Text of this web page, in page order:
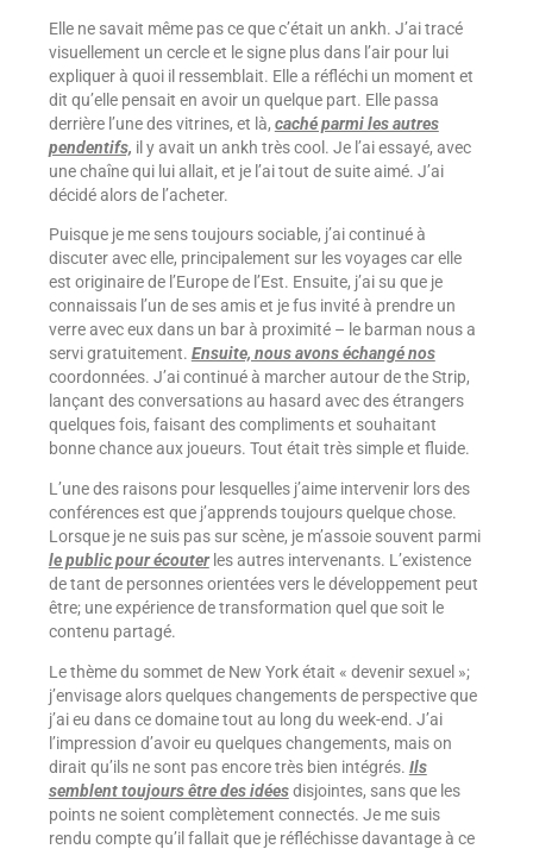
Elle ne savait même pas ce que c’était un ankh. J’ai tracé
visuellement un cercle et le signe plus dans l’air pour lui
expliquer à quoi il ressemblait. Elle a réfléchi un moment et
dit qu’elle pensait en avoir un quelque part. Elle passa
derrière l’une des vitrines, et là, caché parmi les autres
pendentifs, il y avait un ankh très cool. Je l’ai essayé, avec
une chaîne qui lui allait, et je l’ai tout de suite aimé. J’ai
décidé alors de l’acheter.
Puisque je me sens toujours sociable, j’ai continué à
discuter avec elle, principalement sur les voyages car elle
est originaire de l’Europe de l’Est. Ensuite, j’ai su que je
connaissais l’un de ses amis et je fus invité à prendre un
verre avec eux dans un bar à proximité – le barman nous a
servi gratuitement. Ensuite, nous avons échangé nos
coordonnées. J’ai continué à marcher autour de the Strip,
lançant des conversations au hasard avec des étrangers
quelques fois, faisant des compliments et souhaitant
bonne chance aux joueurs. Tout était très simple et fluide.
L’une des raisons pour lesquelles j’aime intervenir lors des
conférences est que j’apprends toujours quelque chose.
Lorsque je ne suis pas sur scène, je m’assoie souvent parmi
le public pour écouterles autres intervenants. L’existence
de tant de personnes orientées vers le développement peut
être; une expérience de transformation quel que soit le
contenu partagé.
Le thème du sommet de New York était « devenir sexuel »;
j’envisage alors quelques changements de perspective que
j’ai eu dans ce domaine tout au long du week-end. J’ai
l’impression d’avoir eu quelques changements, mais on
dirait qu’ils ne sont pas encore très bien intégrés. Ils
semblent toujours être des idéesdisjointes, sans que les
points ne soient complètement connectés. Je me suis
rendu compte qu’il fallait que je réfléchisse davantage à ce